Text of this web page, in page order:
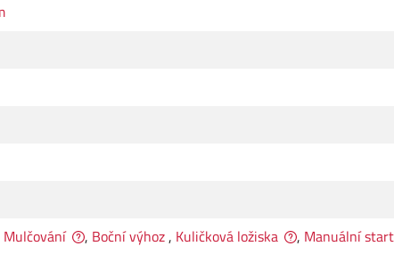
Mulčování , Boční výhoz, Kuličková ložiska , Manuální start